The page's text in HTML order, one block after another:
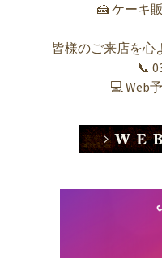
🍰 ケーキ
皆様のご来店を心
📞
💻 Web